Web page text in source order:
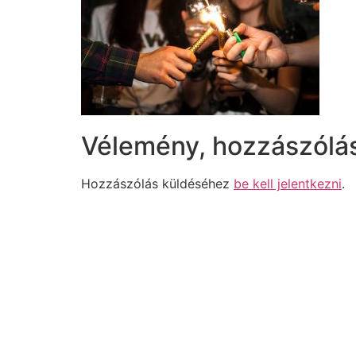
Vélemény,
Hozzászólás küldéséhez be kell jelentkezni.